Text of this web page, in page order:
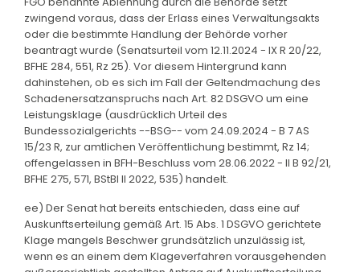
zwingend voraus, dass der Erlass eines Verwaltungsakts
oder die bestimmte Handlung der Behörde vorher
beantragt wurde (Senatsurteil vom 12.11.2024 - IX R 20/22,
BFHE 284, 551, Rz 25). Vor diesem Hintergrund kann
dahinstehen, ob es sich im Fall der Geltendmachung des
Schadenersatzanspruchs nach Art. 82 DSGVO um eine
Leistungsklage (ausdrücklich Urteil des
Bundessozialgerichts --BSG-- vom 24.09.2024 - B 7 AS
15/23 R, zur amtlichen Veröffentlichung bestimmt, Rz 14;
offengelassen in BFH-Beschluss vom 28.06.2022 - II B 92/21,
BFHE 275, 571, BStBl II 2022, 535) handelt.
ee) Der Senat hat bereits entschieden, dass eine auf
Auskunftserteilung gemäß Art. 15 Abs. 1 DSGVO gerichtete
Klage mangels Beschwer grundsätzlich unzulässig ist,
wenn es an einem dem Klageverfahren vorausgehenden